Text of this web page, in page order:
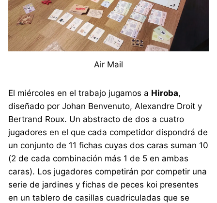
Air Mail
El miércoles en el trabajo jugamos a Hiroba,
diseñado por Johan Benvenuto, Alexandre Droit y
Bertrand Roux. Un abstracto de dos a cuatro
jugadores en el que cada competidor dispondrá de
un conjunto de 11 fichas cuyas dos caras suman 10
(2 de cada combinación más 1 de 5 en ambas
caras). Los jugadores competirán por competir una
serie de jardines y fichas de peces koi presentes
en un tablero de casillas cuadriculadas que se